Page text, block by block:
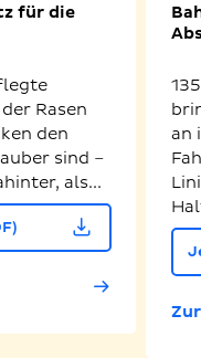
für die
Rasen
den
sind –
als...
an